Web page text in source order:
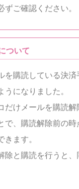
ずご確認ください。
ついて
を購読している決
うになりました。
だけメールを購読
で、購読解除前の
きます。
除と購読を行うと